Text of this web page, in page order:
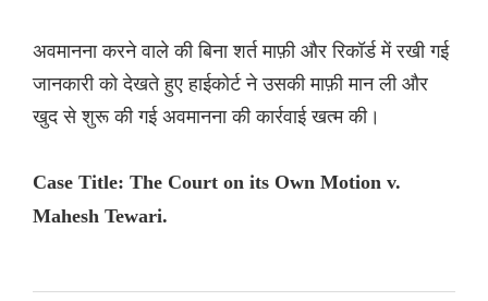
अवमानना ​​करने वाले की बिना शर्त माफ़ी और रिकॉर्ड में रखी गई
जानकारी को देखते हुए हाईकोर्ट ने उसकी माफ़ी मान ली और
खुद से शुरू की गई अवमानना ​​की कार्रवाई खत्म की।
Case Title: The Court on its Own Motion v.
Mahesh Tewari.